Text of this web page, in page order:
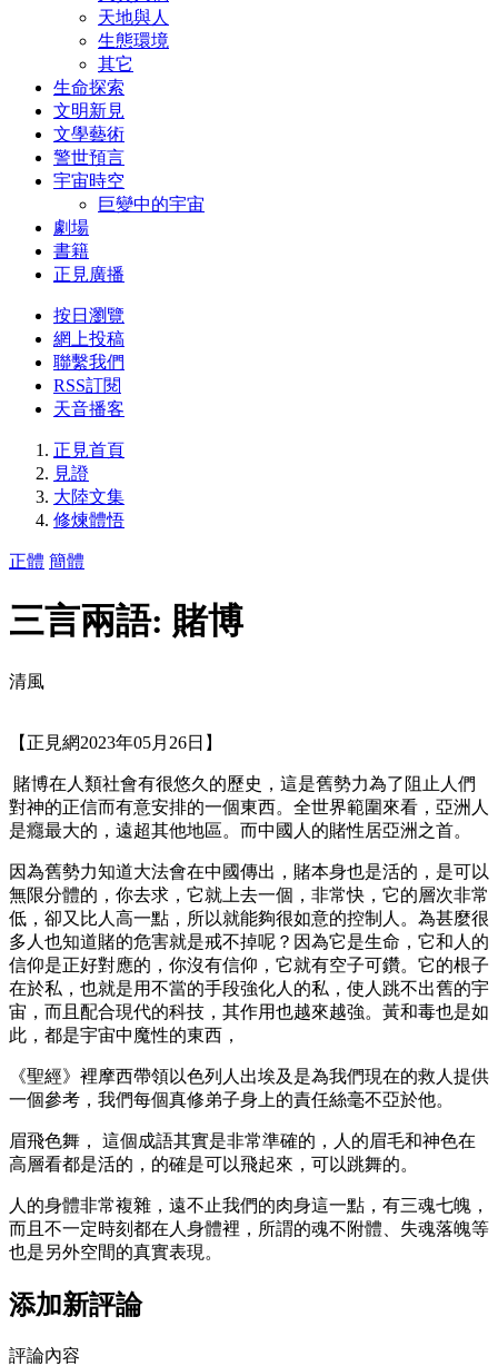
天地與人
生態環境
其它
生命探索
文明新見
文學藝術
警世預言
宇宙時空
巨變中的宇宙
劇場
書籍
正見廣播
按日瀏覽
網上投稿
聯繫我們
RSS訂閱
天音播客
正見首頁
見證
大陸文集
修煉體悟
正體 簡體
三言兩語: 賭博
清風
【正見網2023年05月26日】
賭博在人類社會有很悠久的歷史，這是舊勢力為了阻止人們
對神的正信而有意安排的一個東西。全世界範圍來看，亞洲人
是癮最大的，遠超其他地區。而中國人的賭性居亞洲之首。
因為舊勢力知道大法會在中國傳出，賭本身也是活的，是可以
無限分體的，你去求，它就上去一個，非常快，它的層次非常
低，卻又比人高一點，所以就能夠很如意的控制人。為甚麼很
多人也知道賭的危害就是戒不掉呢？因為它是生命，它和人的
信仰是正好對應的，你沒有信仰，它就有空子可鑽。它的根子
在於私，也就是用不當的手段強化人的私，使人跳不出舊的宇
宙，而且配合現代的科技，其作用也越來越強。黃和毒也是如
此，都是宇宙中魔性的東西，
《聖經》裡摩西帶領以色列人出埃及是為我們現在的救人提供
一個參考，我們每個真修弟子身上的責任絲毫不亞於他。
眉飛色舞， 這個成語其實是非常準確的，人的眉毛和神色在
高層看都是活的，的確是可以飛起來，可以跳舞的。
人的身體非常複雜，遠不止我們的肉身這一點，有三魂七魄，
而且不一定時刻都在人身體裡，所謂的魂不附體、失魂落魄等
也是另外空間的真實表現。
添加新評論
評論內容